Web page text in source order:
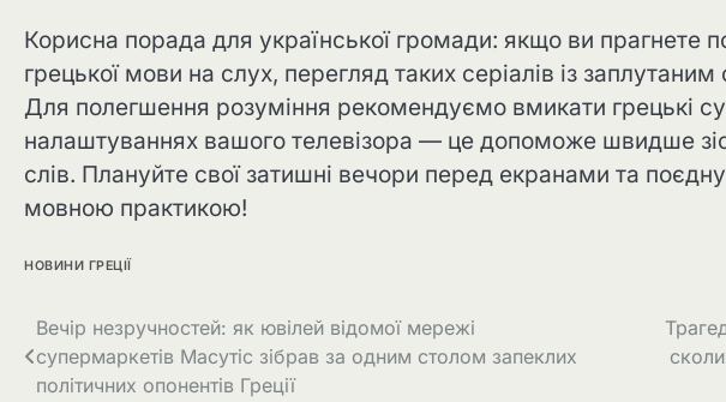
Корисна порада для української громади: якщо ви прагнете
грецької мови на слух, перегляд таких серіалів із
Для полегшення розуміння рекомендуємо вмикати грецькі
налаштуваннях вашого телевізора — це допоможе швидше
слів. Плануйте свої затишні вечори перед екранами та
мовною практикою!
НОВИНИ ГРЕЦІЇ
Вечір незручностей: як ювілей відомої мережі
супермаркетів Масутіс зібрав за одним столом запеклих
політичних опонентів Греції